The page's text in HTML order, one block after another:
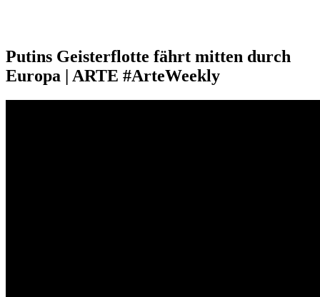
Putins Geisterflotte fährt mitten durch
Europa | ARTE #ArteWeekly